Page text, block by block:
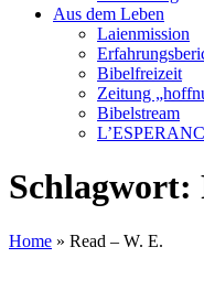
Aus dem Leben
Laienmission
Bibelfreizeit
Zeitung
Bibelstream
Schlagwort:
Home » Read – W. E.